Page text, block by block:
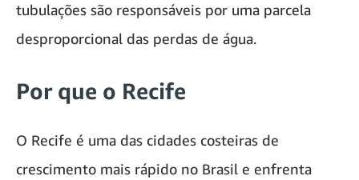
tubulações são responsáveis por uma parcela
desproporcional das perdas de água.
Por que o Recife
O Recife é uma das cidades costeiras de
crescimento mais rápido no Brasil e enfrenta